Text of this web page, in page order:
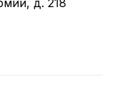
д. 218